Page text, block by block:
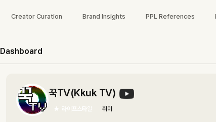
Creator Curation Brand Insights PPL References
Dashboard
꾹TV(Kkuk TV)
★ 라이프스타일 취미